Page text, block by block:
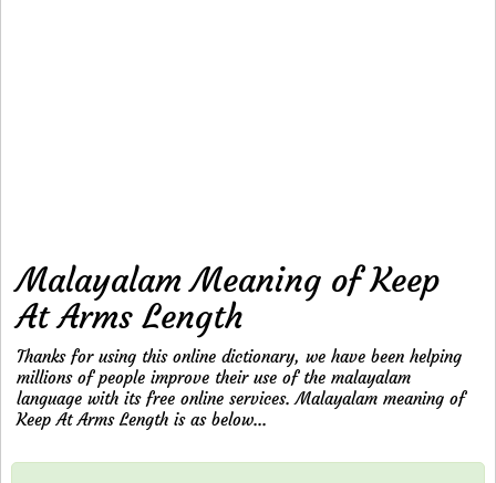
Malayalam Meaning of Keep
At Arms Length
Thanks for using this online dictionary, we have been helping
millions of people improve their use of the malayalam
language with its free online services. Malayalam meaning of
Keep At Arms Length is as below...